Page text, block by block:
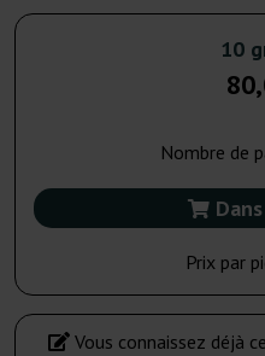
10
Nombre de
Prix par
Vous connaissez déjà